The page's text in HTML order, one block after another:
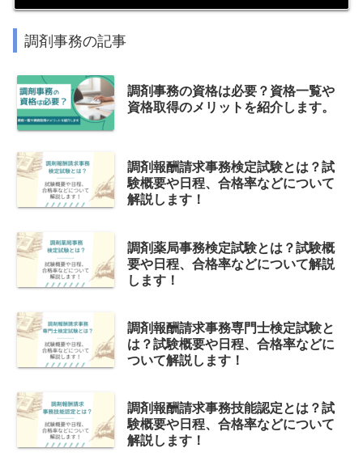
調剤事務の記事
調剤事務の資格は必要？資格一覧や
資格取得のメリットを紹介します。
調剤報酬請求事務検定試験とは？試
験概要や日程、合格率などについて
解説します！
調剤薬局事務検定試験とは？試験概
要や日程、合格率などについて解説
します！
調剤報酬請求事務専門士検定試験と
は？試験概要や日程、合格率などに
ついて解説します！
調剤報酬請求事務技能認定とは？試
験概要や日程、合格率などについて
解説します！